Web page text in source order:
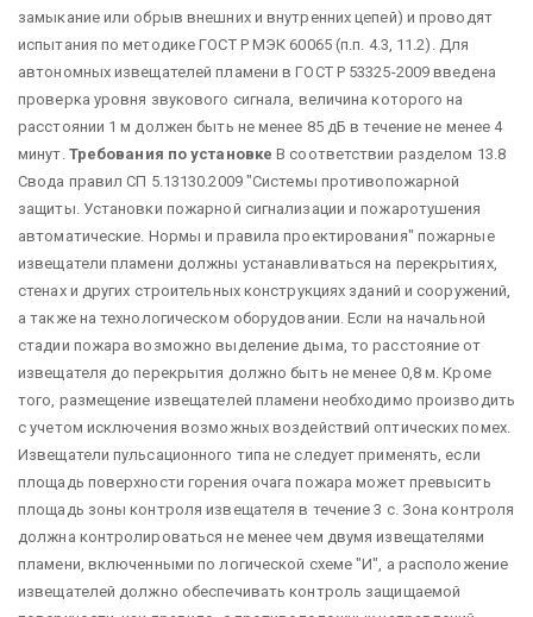
замыкание или обрыв внешних и внутренних цепей) и проводят
испытания по методике ГОСТ Р МЭК 60065 (п.п. 4.3, 11.2). Для
автономных извещателей пламени в ГОСТ Р 53325-2009 введена
проверка уровня звукового сигнала, величина которого на
расстоянии 1 м должен быть не менее 85 дБ в течение не менее 4
минут. Требования по установке В соответствии разделом 13.8
Свода правил СП 5.13130.2009 "Системы противопожарной
защиты. Установки пожарной сигнализации и пожаротушения
автоматические. Нормы и правила проектирования" пожарные
извещатели пламени должны устанавливаться на перекрытиях,
стенах и других строительных конструкциях зданий и сооружений,
а также на технологическом оборудовании. Если на начальной
стадии пожара возможно выделение дыма, то расстояние от
извещателя до перекрытия должно быть не менее 0,8 м. Кроме
того, размещение извещателей пламени необходимо производить
с учетом исключения возможных воздействий оптических помех.
Извещатели пульсационного типа не следует применять, если
площадь поверхности горения очага пожара может превысить
площадь зоны контроля извещателя в течение 3 с. Зона контроля
должна контролироваться не менее чем двумя извещателями
пламени, включенными по логической схеме "И", а расположение
извещателей должно обеспечивать контроль защищаемой